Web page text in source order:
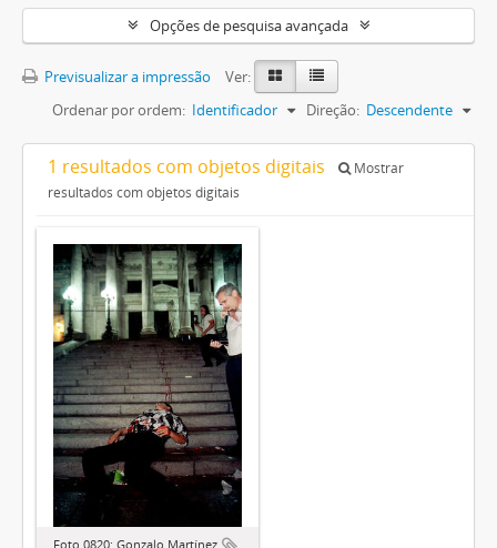
Opções de pesquisa avançada
Previsualizar a impressão
Ver:
Ordenar por ordem: Identificador Direção: Descendente
1 resultados com objetos digitais
Mostrar
resultados com objetos digitais
Foto 0820: Gonzalo Martínez